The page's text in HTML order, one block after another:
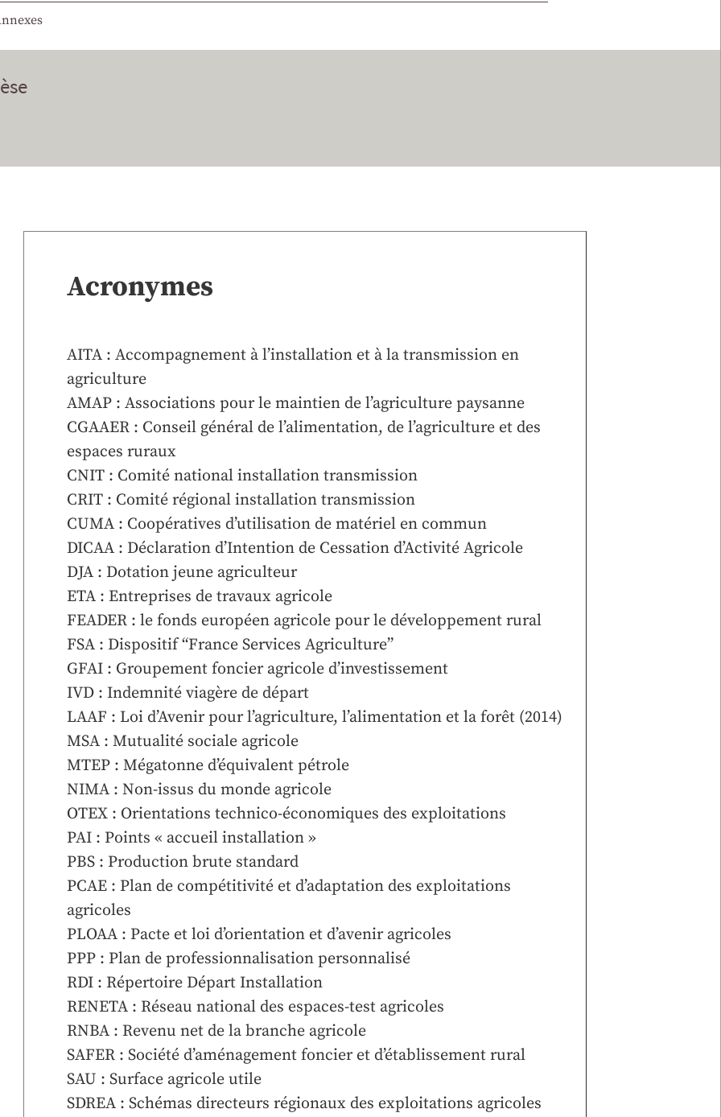
Acronymes
AITA : Accompagnement à l’installation et à la transmission en
agriculture
AMAP : Associations pour le maintien de l’agriculture paysanne
CGAAER : Conseil général de l’alimentation, de l’agriculture et des
espaces ruraux
CNIT : Comité national installation transmission
CRIT : Comité régional installation transmission
CUMA : Coopératives d’utilisation de matériel en commun
DICAA : Déclaration d’Intention de Cessation d’Activité Agricole
DJA : Dotation jeune agriculteur
ETA : Entreprises de travaux agricole
FEADER : le fonds européen agricole pour le développement rural
FSA : Dispositif “France Services Agriculture”
GFAI : Groupement foncier agricole d’investissement
IVD : Indemnité viagère de départ
LAAF : Loi d’Avenir pour l’agriculture, l’alimentation et la forêt (2014)
MSA : Mutualité sociale agricole
MTEP : Mégatonne d’équivalent pétrole
NIMA : Non-issus du monde agricole
OTEX : Orientations technico-économiques des exploitations
PAI : Points « accueil installation »
PBS : Production brute standard
PCAE : Plan de compétitivité et d’adaptation des exploitations
agricoles
PLOAA : Pacte et loi d’orientation et d’avenir agricoles
PPP : Plan de professionnalisation personnalisé
RDI : Répertoire Départ Installation
RENETA : Réseau national des espaces-test agricoles
RNBA : Revenu net de la branche agricole
SAFER : Société d’aménagement foncier et d’établissement rural
SAU : Surface agricole utile
SDREA : Schémas directeurs régionaux des exploitations agricoles